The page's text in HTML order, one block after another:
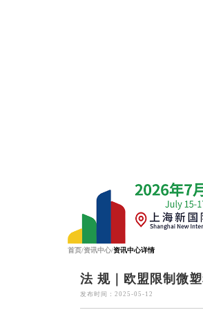
首页/资讯中心/资讯中心详情
法 规｜欧盟限制微
发布时间：2025-05-12